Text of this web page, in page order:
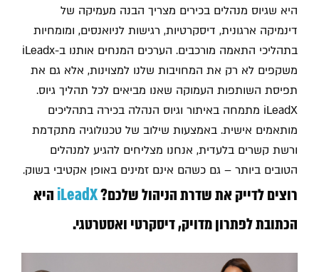
היא שגיוס מנהלים בכירים מצריך הבנה מעמיקה של
דינמיקה ארגונית, דיסקרטיות, רגישות לניואנסים, ומומחיות
בתהליכי התאמה מורכבים. הערכים המנחים אותנו ב-iLeadx
משקפים לא רק את המחויבות שלנו למצוינות, אלא גם את
תפיסת השותפות העמוקה שאנו מביאים לכל תהליך גיוס.
iLeadX מתמחה באיתור וגיוס הנהלה בכירה בתהליכים
מותאמים אישית. באמצעות שילוב של טכנולוגיה מתקדמת
ורשת קשרים בלעדית, אנחנו מצליחים להגיע למנהלים
הטובים ביותר – גם כשהם אינם זמינים באופן אקטיבי בשוק.
רוצים לדייק את שדרת הניהול שלכם?iLeadXהיא
הכתובת לפתרון מדויק, דיסקרטי ואסטרטגי.